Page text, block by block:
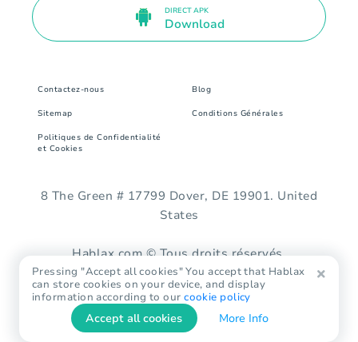
DIRECT APK
Download
Contactez-nous Blog
Sitemap Conditions Générales
Politiques de Confidentialité
et Cookies
8 The Green # 17799 Dover, DE 19901. United
States
Hablax.com © Tous droits réservés.
Pressing "Accept all cookies" You accept that Hablax
can store cookies on your device, and display
information according to ourcookie policy
Accept all cookies More Info